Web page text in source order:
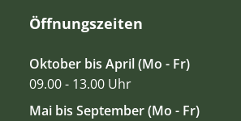
Öffnungszeiten
Oktober bis April (Mo - Fr)
09.00 - 13.00 Uhr
Mai bis September (Mo - Fr)